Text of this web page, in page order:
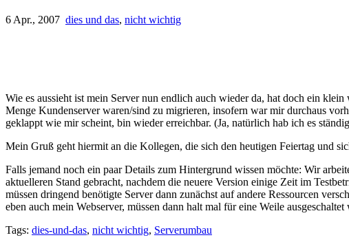
6 Apr., 2007 dies und das, nicht wichtig
Wie es aussieht ist mein Server nun endlich auch wieder da, hat doch ein
Menge Kundenserver waren/sind zu migrieren, insofern war mir durchaus
geklappt wie mir scheint, bin wieder erreichbar. (Ja, natürlich hab ich es
Mein Gruß geht hiermit an die Kollegen, die sich den heutigen Feiertag und
Falls jemand noch ein paar Details zum Hintergrund wissen möchte: Wir
aktuelleren Stand gebracht, nachdem die neuere Version einige Zeit im
müssen dringend benötigte Server dann zunächst auf andere Ressourcen
eben auch mein Webserver, müssen dann halt mal für eine Weile
Tags: dies-und-das, nicht wichtig, Serverumbau